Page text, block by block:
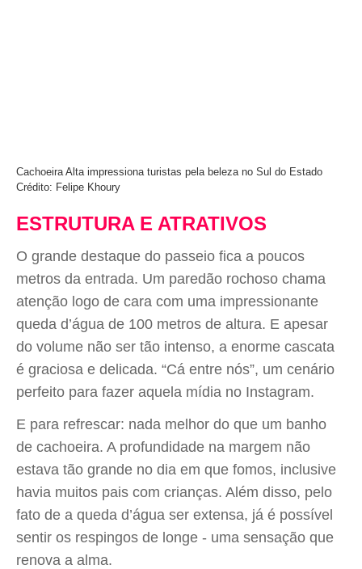
Cachoeira Alta impressiona turistas pela beleza no Sul do Estado
Crédito: Felipe Khoury
ESTRUTURA E ATRATIVOS
O grande destaque do passeio fica a poucos
metros da entrada. Um paredão rochoso chama
atenção logo de cara com uma impressionante
queda d’água de 100 metros de altura. E apesar
do volume não ser tão intenso, a enorme cascata
é graciosa e delicada. “Cá entre nós”, um cenário
perfeito para fazer aquela mídia no Instagram.
E para refrescar: nada melhor do que um banho
de cachoeira. A profundidade na margem não
estava tão grande no dia em que fomos, inclusive
havia muitos pais com crianças. Além disso, pelo
fato de a queda d’água ser extensa, já é possível
sentir os respingos de longe - uma sensação que
renova a alma.